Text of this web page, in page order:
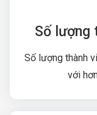
Số lượng
Số lượng thành
với